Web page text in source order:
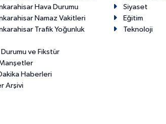
Hava Durumu
Namaz Vakitleri
Trafik Yoğunluk
Durumu ve Fikstür
Haberleri
Arşivi
Siyaset
Eğitim
Teknoloji